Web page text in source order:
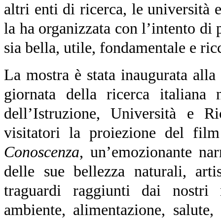
altri enti di ricerca, le università
la ha organizzata con l’intento
sia bella, utile, fondamentale e
La mostra è stata inaugurata
giornata della ricerca italiana
dell’Istruzione, Università e
visitatori la proiezione del
Conoscenza, un’emozionante
delle sue bellezza naturali,
traguardi raggiunti dai nostri
ambiente, alimentazione,